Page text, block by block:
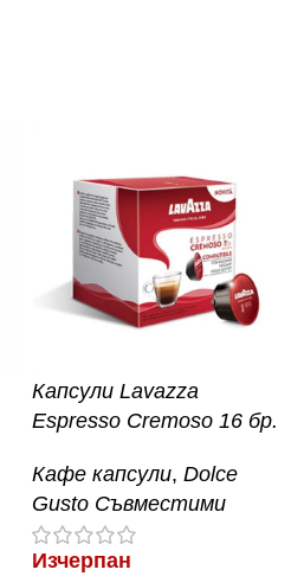
Капсули Lavazza
Espresso Cremoso 16 бр.
Кафе капсули, Dolce
Gusto Съвместими
Изчерпан